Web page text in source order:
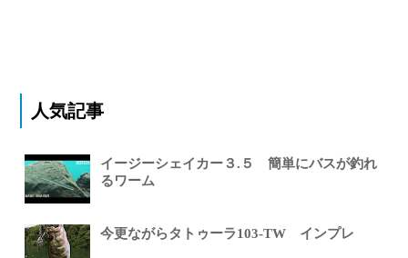
人気記事
イージーシェイカー３.５ 簡単にバスが釣れ
るワーム
今更ながらタトゥーラ103-TW インプレ